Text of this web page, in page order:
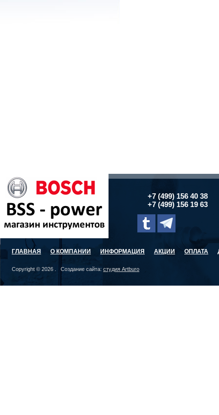
+7 (499) 156 40 38
+7 (499) 156 19 63
ГЛАВНАЯ О КОМПАНИИ ИНФОРМАЦИЯ АКЦИИ ОПЛАТА
Copyright © 2026 . Создание сайта: студия Artburo